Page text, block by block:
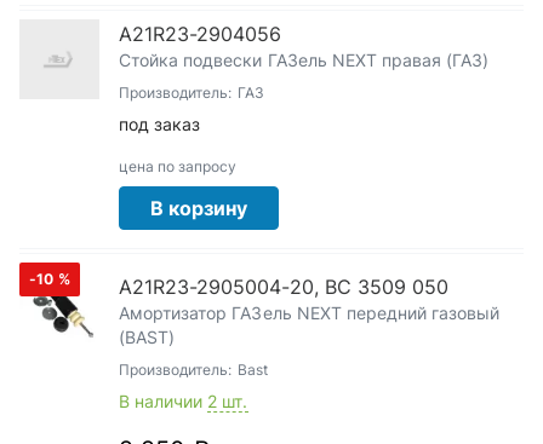
А21R23-2904056
Стойка подвески ГАЗель NEXT правая (ГАЗ)
Производитель: ГАЗ
под заказ
цена по запросу
В корзину
-10 % А21R23-2905004-20, BC 3509 050
Амортизатор ГАЗель NEXT передний газовый
(BAST)
Производитель: Bast
В наличии 2 шт.